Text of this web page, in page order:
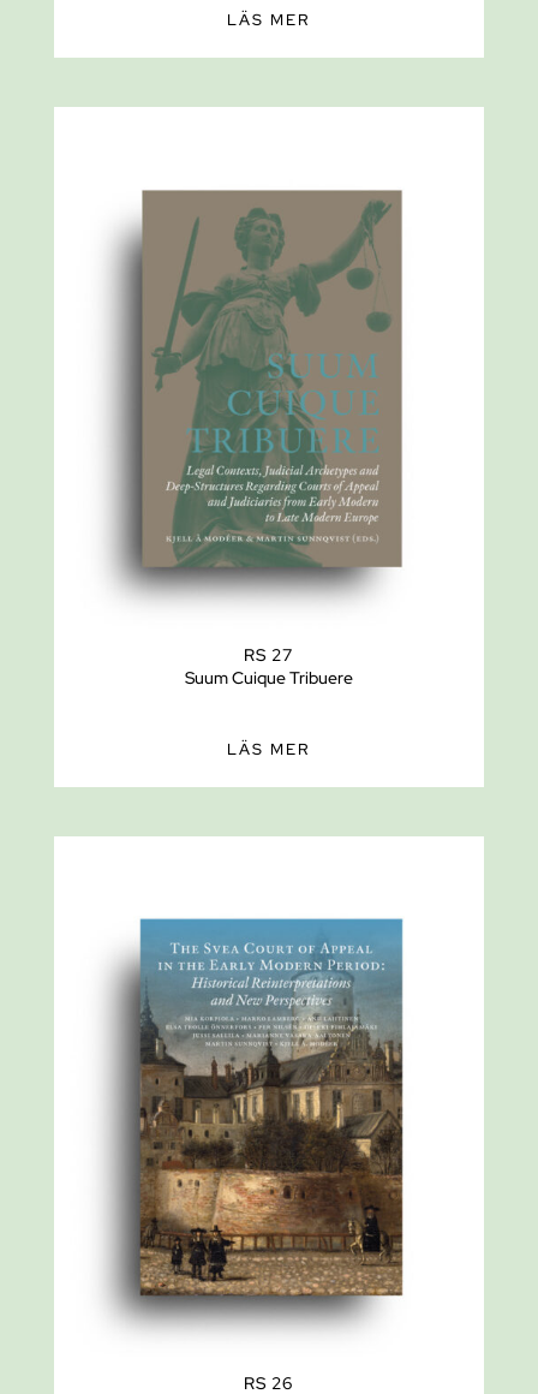
LÄS MER
RS 27
Suum Cuique Tribuere
LÄS MER
RS 26